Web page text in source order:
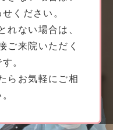
ください。
れない場合は、
ご来院いただく
。
らお気軽にご相